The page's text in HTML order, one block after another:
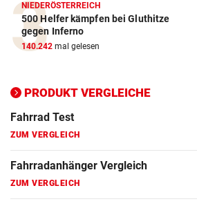
NIEDERÖSTERREICH
500 Helfer kämpfen bei Gluthitze
gegen Inferno
140.242 mal gelesen
PRODUKT VERGLEICHE
Elektro-Scooter Vergleich
ZUM VERGLEICH
ZUM VERGLEICH
Fahrrad Test
ZUM VERGLEICH
Fahrradanhänger Vergleich
ZUM VERGLEICH